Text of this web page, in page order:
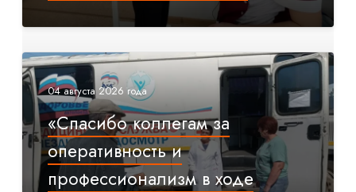
04 августа 2026 года
«Спасибо коллегам за
оперативность и
профессионализм в ходе